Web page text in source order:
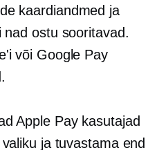
kaardiandmed ja
ostu sooritavad.
või Google Pay
Apple Pay kasutajad
ja tuvastama end